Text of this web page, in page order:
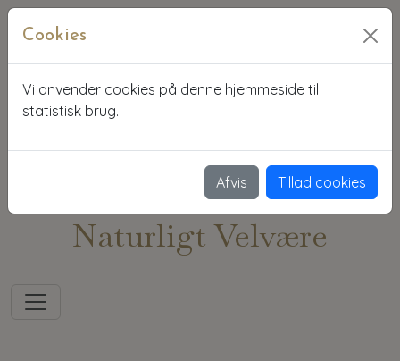
ZONEKLINIKKEN
Naturligt Velvære
Cookies
Vi anvender cookies på denne hjemmeside til
statistisk brug.
Afvis Tillad cookies